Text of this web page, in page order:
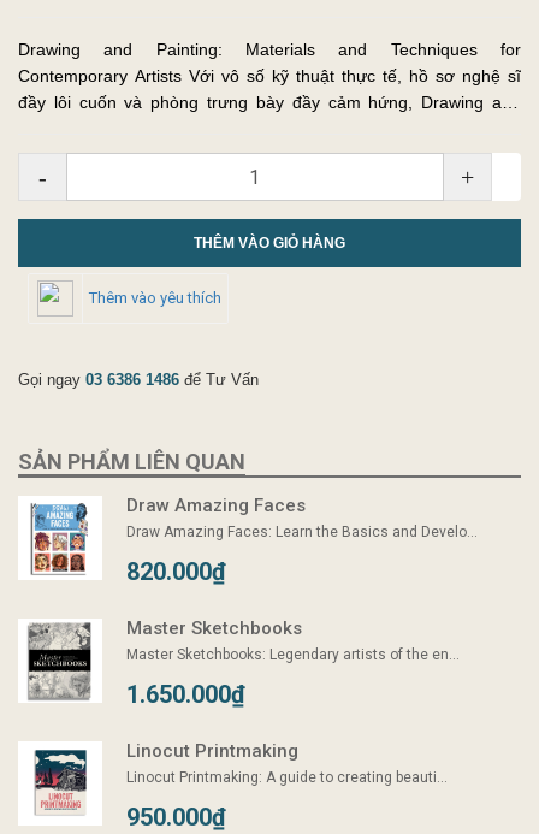
Drawing and Painting: Materials and Techniques for
Contemporary Artists Với vô số kỹ thuật thực tế, hồ sơ nghệ sĩ
đầy lôi cuốn và phòng trưng bày đầy cảm hứng, Drawing and
đảm bảo thu hú...
- +
THÊM VÀO GIỎ HÀNG
Thêm vào yêu thích
Gọi ngay 03 6386 1486 để Tư Vấn
SẢN PHẨM LIÊN QUAN
Draw Amazing Faces
Draw Amazing Faces: Learn the Basics and Develo...
820.000₫
Master Sketchbooks
Master Sketchbooks: Legendary artists of the en...
1.650.000₫
Linocut Printmaking
Linocut Printmaking: A guide to creating beauti...
950.000₫